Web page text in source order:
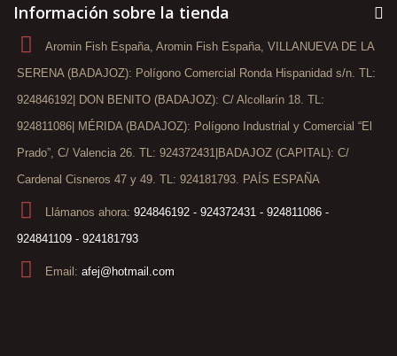
Información sobre la tienda
Aromin Fish España, Aromin Fish España, VILLANUEVA DE LA
SERENA (BADAJOZ): Polígono Comercial Ronda Hispanidad s/n. TL:
924846192| DON BENITO (BADAJOZ): C/ Alcollarín 18. TL:
924811086| MÉRIDA (BADAJOZ): Polígono Industrial y Comercial “El
Prado”, C/ Valencia 26. TL: 924372431|BADAJOZ (CAPITAL): C/
Cardenal Cisneros 47 y 49. TL: 924181793. PAÍS ESPAÑA
Llámanos ahora: 924846192 - 924372431 - 924811086 -
924841109 - 924181793
Email: afej@hotmail.com